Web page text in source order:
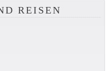
REISEN